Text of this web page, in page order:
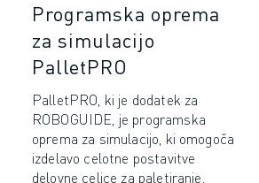
Programska oprema
za simulacijo
PalletPRO
PalletPRO, ki je dodatek za
ROBOGUIDE, je programska
oprema za simulacijo, ki omogoča
izdelavo celotne postavitve
delovne celice za paletiranje,